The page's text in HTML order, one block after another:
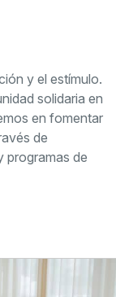
y el estímulo.
solidaria en
en fomentar
de
programas de